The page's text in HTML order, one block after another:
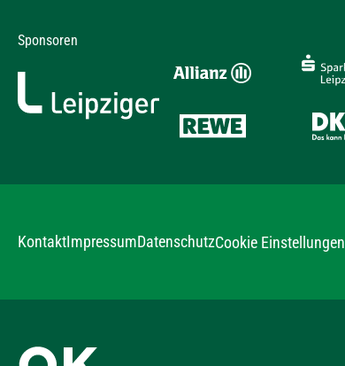
Sponsoren
KontaktImpressumDatenschutzCookie Einstellungen